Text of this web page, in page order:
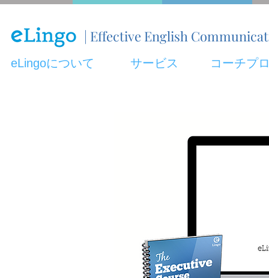
| Effective English
eLingoについて サービス コーチプ